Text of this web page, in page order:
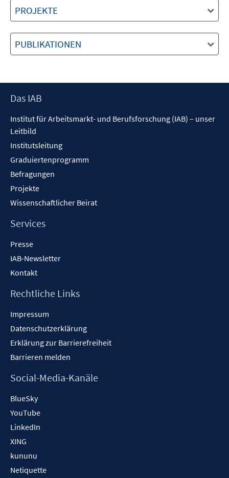
PROJEKTE
PUBLIKATIONEN
Footer
Das IAB
Institut für Arbeitsmarkt- und Berufsforschung (IAB) – unser
Leitbild
Institutsleitung
Graduiertenprogramm
Befragungen
Projekte
Wissenschaftlicher Beirat
Services
Presse
IAB-Newsletter
Kontakt
Rechtliche Links
Impressum
Datenschutzerklärung
Erklärung zur Barrierefreiheit
Barrieren melden
Social-Media-Kanäle
BlueSky
YouTube
LinkedIn
XING
kununu
Netiquette